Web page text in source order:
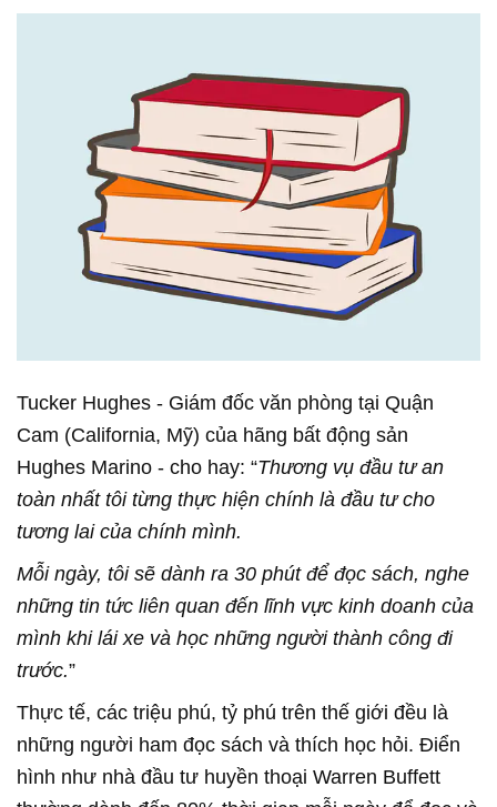
Tucker Hughes - Giám đốc văn phòng tại Quận
Cam (California, Mỹ) của hãng bất động sản
Hughes Marino - cho hay: “Thương vụ đầu tư an
toàn nhất tôi từng thực hiện chính là đầu tư cho
tương lai của chính mình.
Mỗi ngày, tôi sẽ dành ra 30 phút để đọc sách, nghe
những tin tức liên quan đến lĩnh vực kinh doanh của
mình khi lái xe và học những người thành công đi
trước.”
Thực tế, các triệu phú, tỷ phú trên thế giới đều là
những người ham đọc sách và thích học hỏi. Điển
hình như nhà đầu tư huyền thoại Warren Buffett